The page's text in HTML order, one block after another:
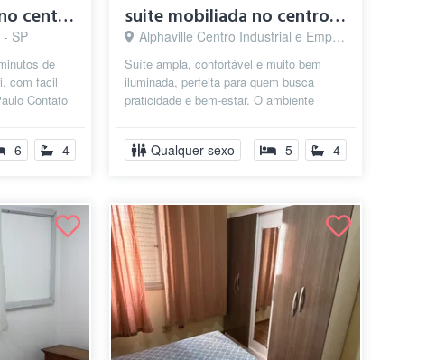
Quarto Individual no centro de Barueri
SP
de
com facil
Contato
6 4
suite mobiliada no centro de Alphaville
Alphaville Centro Industrial e Empresarial/Alphaville., Barueri - SP
Suíte ampla, confortável e muito bem
iluminada, perfeita para quem busca
praticidade e bem-estar. O ambiente
espaçoso...
Qualquer sexo 5 4